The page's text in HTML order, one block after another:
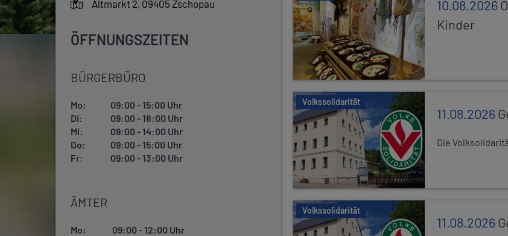
Altmarkt 2, 09405 Zschopau
ÖFFNUNGSZEITEN
BÜRGERBÜRO
Mo:
09:00 - 15:00 Uhr
Di:
09:00 - 18:00 Uhr
Mi:
09:00 - 14:00 Uhr
Do:
09:00 - 15:00 Uhr
Fr:
09:00 - 13:00 Uhr
ÄMTER
Mo:
09:00 - 12:00 Uhr
10.08.2026
Kinder
Volkssolidarität
11.08.2026
Die
Volkssolidarität
11.08.2026